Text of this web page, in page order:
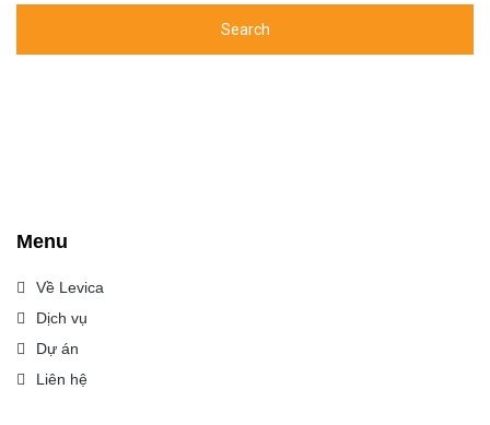
Menu
Về Levica
Dịch vụ
Dự án
Liên hệ